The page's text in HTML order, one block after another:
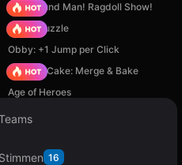
Playground Man! Ragdoll Show!
Arrow Puzzle
Obby: +1 Jump per Click
Piece of Cake: Merge & Bake
Age of Heroes
16